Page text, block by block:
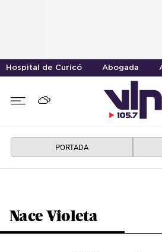
Hospital de Curicó Abogada
PORTADA
Nace Violeta